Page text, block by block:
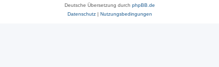
Deutsche Übersetzung durch phpBB.de
Datenschutz| Nutzungsbedingungen